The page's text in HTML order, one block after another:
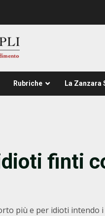
Rubriche La Zanzara
finti
più e per idioti intendo i